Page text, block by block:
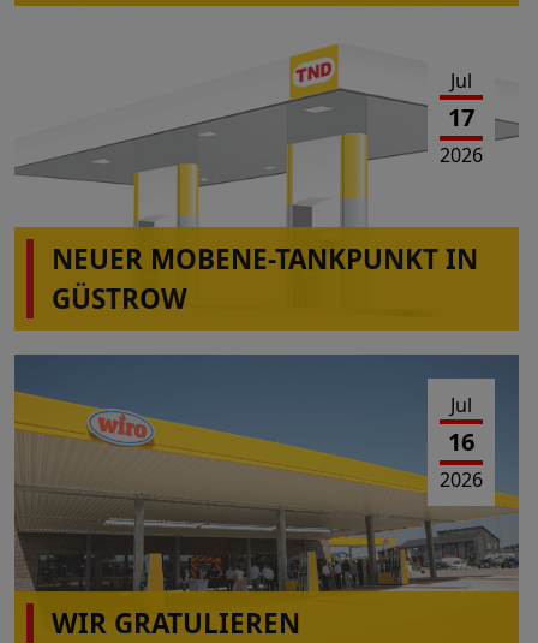
Jul
17
2026
NEUER MOBENE-TANKPUNKT IN
GÜSTROW
Jul
16
2026
WIR GRATULIEREN